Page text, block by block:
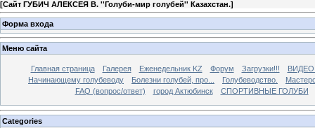
[Сайт ГУБИЧ АЛЕКСЕЯ В. ''Голуби-мир голубей'' Казахстан.]
Форма входа
Меню сайта
Главная страница Галерея Еженедельник KZ Форум Загрузки!!!
Начинающему голубеводу
Болезни голубей, про... Голубеводство.
FAQ (вопрос/ответ)
город Актюбинск СПОРТИВНЫЕ ГОЛУБИ
Categories